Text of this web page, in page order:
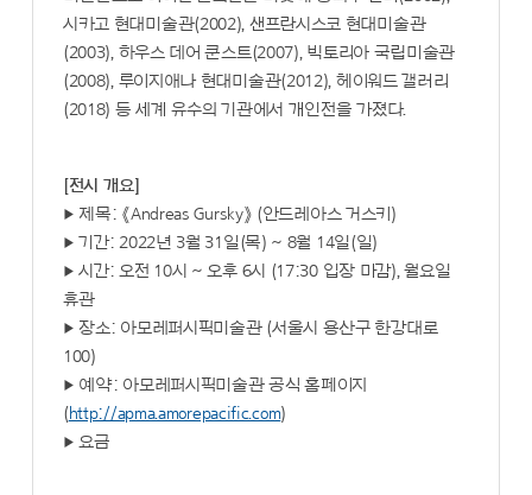
시카고 현대미술관(2002), 샌프란시스코 현대미술관
(2003), 하우스 데어 쿤스트(2007), 빅토리아 국립미술관
(2008), 루이지애나 현대미술관(2012), 헤이워드 갤러리
(2018) 등 세계 유수의 기관에서 개인전을 가졌다.
[전시 개요]
▶ 제목: 《Andreas Gursky》 (안드레아스 거스키)
▶ 기간: 2022년 3월 31일(목) ~ 8월 14일(일)
▶ 시간: 오전 10시 ~ 오후 6시 (17:30 입장 마감), 월요일
휴관
▶ 장소: 아모레퍼시픽미술관 (서울시 용산구 한강대로
100)
▶ 예약: 아모레퍼시픽미술관 공식 홈페이지
( http://apma.amorepacific.com)
▶ 요금